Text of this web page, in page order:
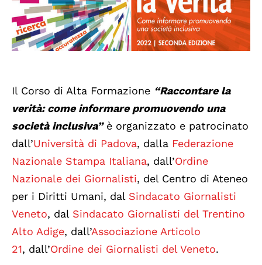
Il Corso di Alta Formazione “Raccontare la
verità: come informare promuovendo una
società inclusiva”è organizzato e patrocinato
dall’Università di Padova, dalla Federazione
Nazionale Stampa Italiana, dall’Ordine
Nazionale dei Giornalisti, del Centro di Ateneo
per i Diritti Umani, dal Sindacato Giornalisti
Veneto, dal Sindacato Giornalisti del Trentino
Alto Adige, dall’Associazione Articolo
21, dall’Ordine dei Giornalisti del Veneto.